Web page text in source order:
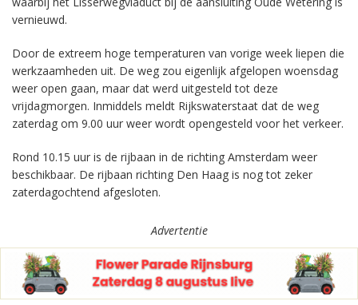
vernieuwd.
Door de extreem hoge temperaturen van vorige week liepen die
werkzaamheden uit. De weg zou eigenlijk afgelopen woensdag
weer open gaan, maar dat werd uitgesteld tot deze
vrijdagmorgen. Inmiddels meldt Rijkswaterstaat dat de weg
zaterdag om 9.00 uur weer wordt opengesteld voor het verkeer.
Rond 10.15 uur is de rijbaan in de richting Amsterdam weer
beschikbaar. De rijbaan richting Den Haag is nog tot zeker
zaterdagochtend afgesloten.
Advertentie